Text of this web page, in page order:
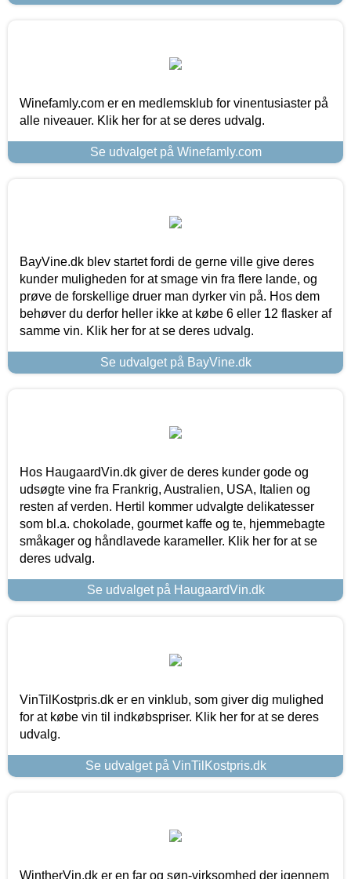
Winefamly.com er en medlemsklub for vinentusiaster på
alle niveauer. Klik her for at se deres udvalg.
Se udvalget på Winefamly.com
BayVine.dk blev startet fordi de gerne ville give deres
kunder muligheden for at smage vin fra flere lande, og
prøve de forskellige druer man dyrker vin på. Hos dem
behøver du derfor heller ikke at købe 6 eller 12 flasker af
samme vin. Klik her for at se deres udvalg.
Se udvalget på BayVine.dk
Hos HaugaardVin.dk giver de deres kunder gode og
udsøgte vine fra Frankrig, Australien, USA, Italien og
resten af verden. Hertil kommer udvalgte delikatesser
som bl.a. chokolade, gourmet kaffe og te, hjemmebagte
småkager og håndlavede karameller. Klik her for at se
deres udvalg.
Se udvalget på HaugaardVin.dk
VinTilKostpris.dk er en vinklub, som giver dig mulighed
for at købe vin til indkøbspriser. Klik her for at se deres
udvalg.
Se udvalget på VinTilKostpris.dk
WintherVin.dk er en far og søn-virksomhed der igennem